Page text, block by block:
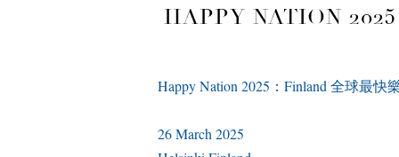
HAPPY NATION
Happy Nation 2025 ：Finland 全球最快
26 March 2025